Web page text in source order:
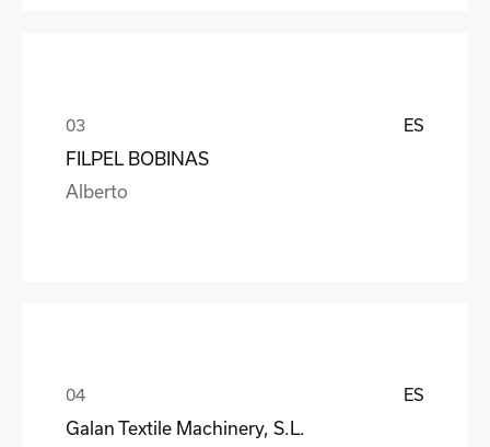
ES
FILPEL BOBINAS
Alberto
ES
Galan Textile Machinery, S.L.